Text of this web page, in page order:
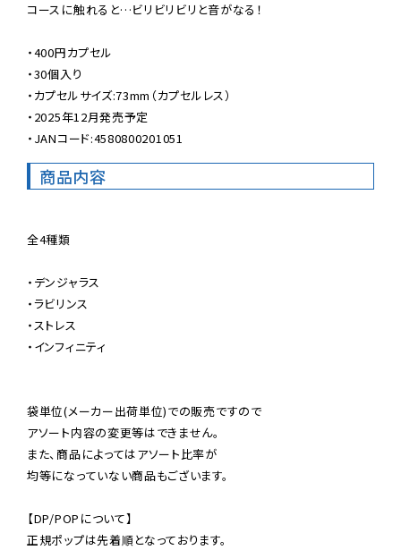
コースに触れると…ビリビリビリと音がなる！
・400円カプセル
・30個入り
・カプセルサイズ:73mm（カプセルレス）
・2025年12月発売予定
・JANコード:4580800201051
商品内容
全4種類
・デンジャラス
・ラビリンス
・ストレス
・インフィニティ
袋単位(メーカー出荷単位)での販売ですので
アソート内容の変更等はできません。
また、商品によってはアソート比率が
均等になっていない商品もございます。
【DP/POPについて】
正規ポップは先着順となっております。